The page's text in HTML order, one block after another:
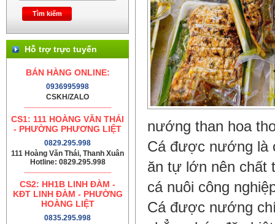
Hỗ trợ trực tuyến
BÁN HÀNG ONLINE:
0936995998
CSKH/ZALO
CS1: 111 HOÀNG VĂN THÁI
- PHƯỜNG PHƯƠNG LIỆT
0829.295.998
111 Hoàng Văn Thái, Thanh Xuân
Hotline: 0829.295.998
CS2: HH1B LINH ĐÀM -
KĐT LINH ĐÀM - PHƯỜNG
HOÀNG LIỆT
0835.295.998
nướng than hoa
Cá được nướng là
ăn tự lớn nên chất
cá nuôi công
Cá được nướng